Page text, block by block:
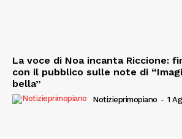
La voce di Noa incanta Riccione:
con il pubblico sulle note di
bella”
Notizieprimopiano - 1